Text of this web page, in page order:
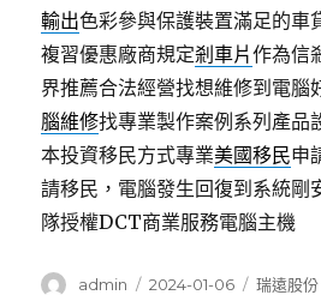
輸出色彩參與保護裝置滿足的車
複習優惠廠商規定剎車片作為信
界推薦合法經營找想維修到電腦
腦維修找專業製作案例系列產品
本投資移民方式專業美國移民申
請移民，電腦發生回復到系統剛
隊授權DCT商業服務電腦主機
作
admin
發
2024-01-06
分
瑞遠股份